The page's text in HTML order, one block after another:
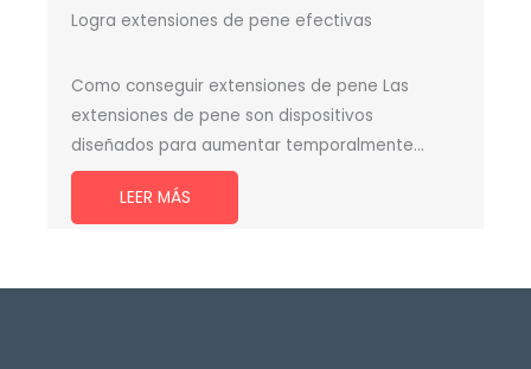
Logra extensiones de pene efectivas
Como conseguir extensiones de pene Las
extensiones de pene son dispositivos
diseñados para aumentar temporalmente…
LEER MÁS